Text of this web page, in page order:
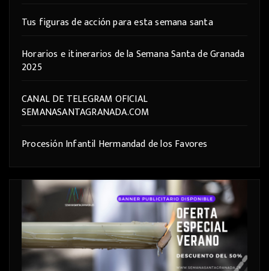
Tus figuras de acción para esta semana santa
Horarios e itinerarios de la Semana Santa de Granada
2025
CANAL DE TELEGRAM OFICIAL
SEMANASANTAGRANADA.COM
Procesión Infantil Hermandad de los Favores